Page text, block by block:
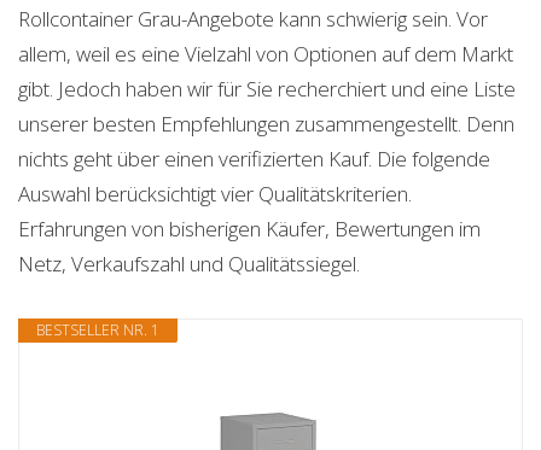
Rollcontainer Grau-Angebote kann schwierig sein. Vor
allem, weil es eine Vielzahl von Optionen auf dem Markt
gibt. Jedoch haben wir für Sie recherchiert und eine Liste
unserer besten Empfehlungen zusammengestellt. Denn
nichts geht über einen verifizierten Kauf. Die folgende
Auswahl berücksichtigt vier Qualitätskriterien.
Erfahrungen von bisherigen Käufer, Bewertungen im
Netz, Verkaufszahl und Qualitätssiegel.
BESTSELLER NR. 1